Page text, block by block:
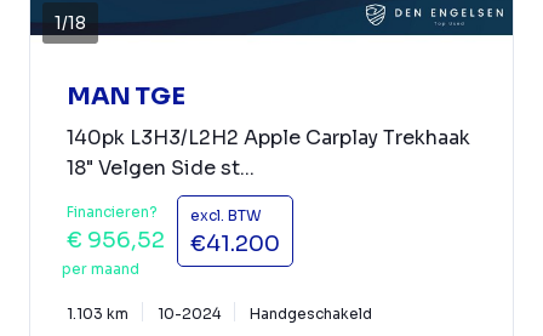
1/18
MAN TGE
140pk L3H3/L2H2 Apple Carplay Trekhaak
18" Velgen Side st...
Financieren?
€ 956,52
per maand
excl. BTW
€41.200
1.103 km 10-2024 Handgeschakeld